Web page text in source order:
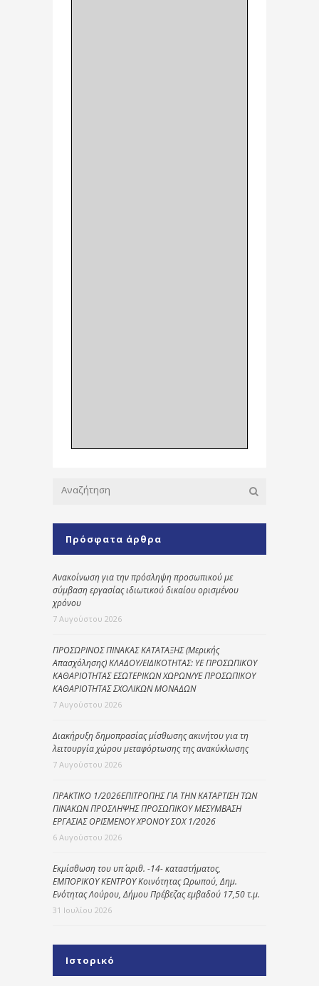
Πρόσφατα άρθρα
Ανακοίνωση για την πρόσληψη προσωπικού με
σύμβαση εργασίας ιδιωτικού δικαίου ορισμένου
χρόνου
7 Αυγούστου 2026
ΠΡΟΣΩΡΙΝΟΣ ΠΙΝΑΚΑΣ ΚΑΤΑΤΑΞΗΣ (Μερικής
Απασχόλησης) ΚΛΑΔΟΥ/ΕΙΔΙΚΟΤΗΤΑΣ: ΥΕ ΠΡΟΣΩΠΙΚΟΥ
ΚΑΘΑΡΙΟΤΗΤΑΣ ΕΣΩΤΕΡΙΚΩΝ ΧΩΡΩΝ/ΥΕ ΠΡΟΣΩΠΙΚΟΥ
ΚΑΘΑΡΙΟΤΗΤΑΣ ΣΧΟΛΙΚΩΝ ΜΟΝΑΔΩΝ
7 Αυγούστου 2026
Διακήρυξη δημοπρασίας μίσθωσης ακινήτου για τη
λειτουργία χώρου μεταφόρτωσης της ανακύκλωσης
7 Αυγούστου 2026
ΠΡΑΚΤΙΚΟ 1/2026ΕΠΙΤΡΟΠΗΣ ΓΙΑ ΤΗΝ ΚΑΤΑΡΤΙΣΗ ΤΩΝ
ΠΙΝΑΚΩΝ ΠΡΟΣΛΗΨΗΣ ΠΡΟΣΩΠΙΚΟΥ ΜΕΣΥΜΒΑΣΗ
ΕΡΓΑΣΙΑΣ ΟΡΙΣΜΕΝΟΥ ΧΡΟΝΟΥ ΣΟΧ 1/2026
6 Αυγούστου 2026
Εκμίσθωση του υπ΄ αριθ. -14- καταστήματος,
ΕΜΠΟΡΙΚΟΥ ΚΕΝΤΡΟΥ Κοινότητας Ωρωπού, Δημ.
Ενότητας Λούρου, Δήμου Πρέβεζας εμβαδού 17,50 τ.μ.
31 Ιουλίου 2026
Ιστορικό